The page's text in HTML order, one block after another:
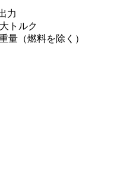
力
トルク
量（燃料を除く）